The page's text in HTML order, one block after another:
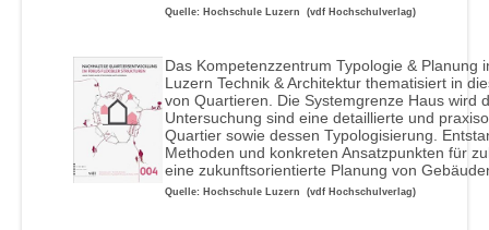
Quelle: Hochschule Luzern (vdf Hochschulverlag)
Das Kompetenzzentrum Typologie & Planung
Luzern Technik & Architektur thematisiert in
von Quartieren. Die Systemgrenze Haus wird
Untersuchung sind eine detaillierte und
Quartier sowie dessen Typologisierung.
Methoden und konkreten Ansatzpunkten für
eine zukunftsorientierte Planung von
Quelle: Hochschule Luzern (vdf Hochschulverlag)